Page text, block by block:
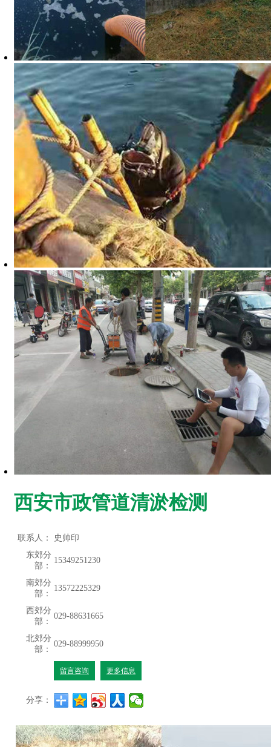
西安市政管道清淤检测
联系人：
史帅印
东郊分
部：
15349251230
南郊分
部：
13572225329
西郊分
部：
029-88631665
北郊分
部：
029-88999950
留言咨询 更多信息
分享：